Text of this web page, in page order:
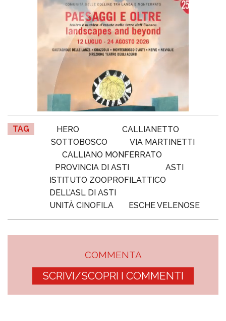
TAG HERO
CALLIANETTO
SOTTOBOSCO
VIA MARTINETTI
CALLIANO MONFERRATO
PROVINCIA DI ASTI
ASTI
ISTITUTO ZOOPROFILATTICO
DELL’ASL DI ASTI
UNITÀ CINOFILA
ESCHE VELENOSE
COMMENTA
SCRIVI/SCOPRI I COMMENTI